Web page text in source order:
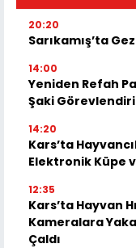
20:20
Sarıkamış’ta
14:00
Yeniden Refah
Şaki
14:20
Kars’ta
Elektronik Küpe
12:35
Kars’ta Hayvan
Kameralara
Çaldı